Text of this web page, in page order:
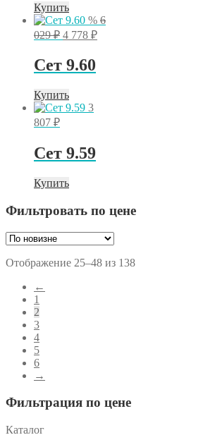
Купить
% 6
029₽ Первоначальная
составляла
6
4 778 ₽Текущая
Сет 9.60
Купить
3
807 ₽
Сет 9.59
Купить
Фильтровать по цене
Отображение 25–48 из 138Сортировка:
←
1
2
3
4
5
6
→
Фильтрация по цене
Каталог